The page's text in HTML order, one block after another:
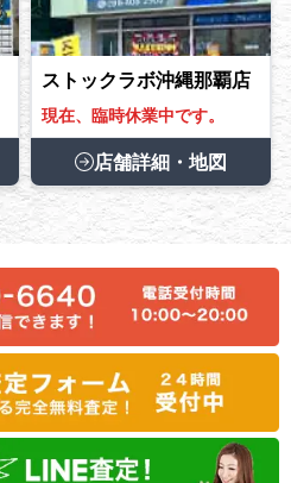
ストックラボ沖縄那覇店
現在、臨時休業中です。
店舗詳細・地図